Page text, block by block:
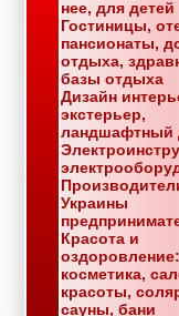
нее, для детей
Гостиницы,
пансионаты,
отдыха,
базы отдыха
Дизайн
экстерьер,
ландшафтный
Украины
Красота и
оздоровление:
косметика,
красоты,
сауны, бани